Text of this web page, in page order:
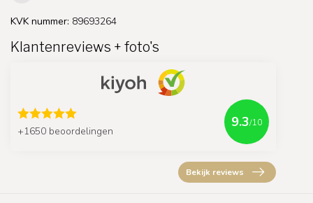
KVK nummer: 89693264
Klantenreviews + foto's
+1650 beoordelingen
9.3/10
Bekijk reviews